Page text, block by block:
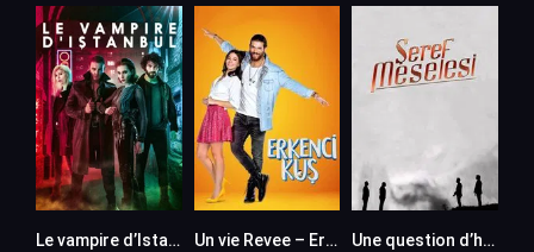
Le vampire d’Istanbul – Yasamayanlar en VF (Voix Francaise) Un vie Revee – Erkenci Kus en VF (Voix Francaise) Une question d’honneur – Seref Meselesi en VF (Voix Francaise)